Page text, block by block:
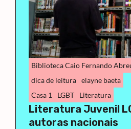
Biblioteca Caio Fernando
dica de leitura elayne baeta
Casa 1
LGBT Literatura
Literatura Juvenil
autoras nacionais